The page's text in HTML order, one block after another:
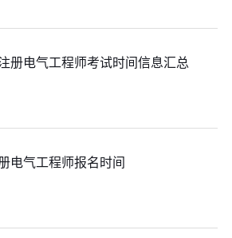
册电气工程师考试时间信息汇总
电气工程师报名时间